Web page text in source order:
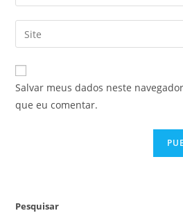
Salvar meus dados neste
que eu comentar.
Pesquisar